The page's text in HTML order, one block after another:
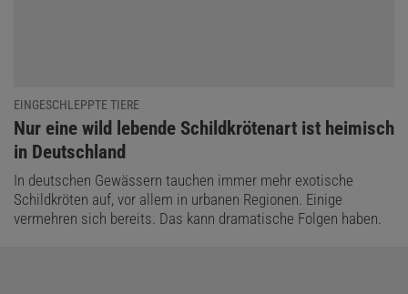
EINGESCHLEPPTE TIERE
:
Nur eine wild lebende Schildkrötenart ist heimisch
in Deutschland
In deutschen Gewässern tauchen immer mehr exotische
Schildkröten auf, vor allem in urbanen Regionen. Einige
vermehren sich bereits. Das kann dramatische Folgen haben.